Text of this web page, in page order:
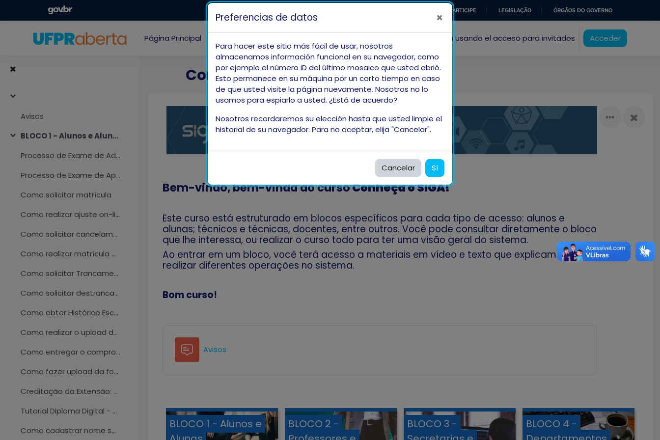
Salta al contenido principal
O
CONTEÚDO
PARTICIPE LEGISLAÇÃO ÓRGÃOS DO GOVERNO
Página Principal En este momento está usando el acceso para invitados Acceder
Avisos
Colapsar
BLOCO 1 - Alunos e Alunas
Processo de Exame de Adiantamento
Processo de Exame de Aproveitamento
Como solicitar matrícula
Como realizar ajuste on-line de matrícula
Como solicitar cancelamento de matrícula em disciplinas
Como realizar matrícula em disciplinas eletivas
Como solicitar Trancamento
Como solicitar destrancamento
Como obter Histórico Escolar, Relatório de Integralização, Declaração e Comprovante de Matrícula
Como realizar o upload de documentos pessoais no SIGA
Como entregar o comprovante de vacinação
Como fazer upload da foto de perfil
Creditação da Extensão: Como solicitar ACE III, IV e V no SIGA
Tutorial Diploma Digital - Perfil Egresso
Como cadastrar nome social
Conheça o SIGA!
Bem-vindo, bem-vinda ao cursoConheça o SIGA!
Este curso está estruturado em blocos específicos para cada tipo de acesso: alunos e
alunas; técnicos e técnicas, docentes, entre outros. Você pode consultar diretamente o bloco
que lhe interessa, ou realizar o curso todo para ter uma visão geral do sistema.
Ao entrar em um bloco, você terá acesso a materiais em vídeo e texto que explicam como
realizar diferentes operações no sistema.
Bom curso!
Avisos
BLOCO 1 - Alunos e
BLOCO 2 -
BLOCO 3 -
BLOCO 4 -
Preferencias de datos ×
Para hacer este sitio más fácil de usar, nosotros
almacenamos información funcional en su navegador, como
por ejemplo el número ID del último mosaico que usted abrió.
Esto permanece en su máquina por un corto tiempo en caso
de que usted visite la página nuevamente. Nosotros no lo
usamos para espiarlo a usted. ¿Está de acuerdo?
Nosotros recordaremos su elección hasta que usted limpie el
historial de su navegador. Para no aceptar, elija "Cancelar".
Cancelar Sí